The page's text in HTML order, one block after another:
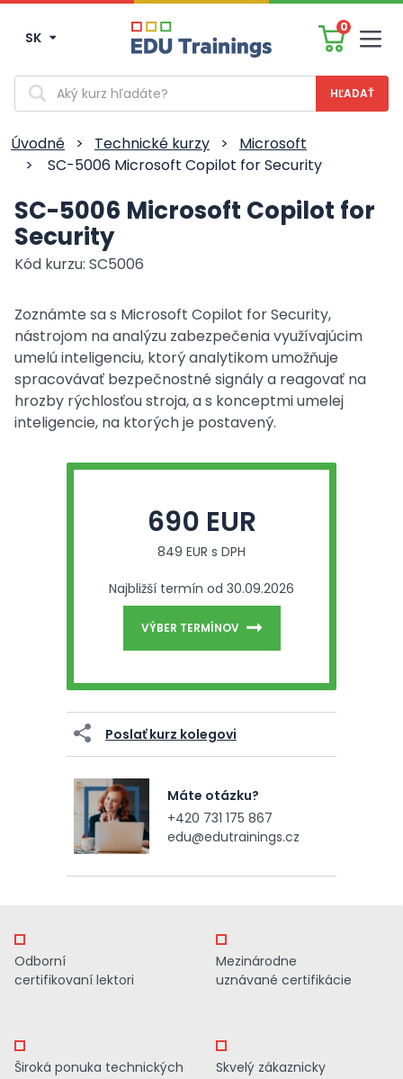
SK
0
Vyhľadávanie
Úvodné > Technické kurzy >
Microsoft
>
SC-5006 Microsoft Copilot for Security
SC-5006 Microsoft Copilot for
Security
Kód kurzu: SC5006
Zoznámte sa s Microsoft Copilot for Security,
nástrojom na analýzu zabezpečenia využívajúcim
umelú inteligenciu, ktorý analytikom umožňuje
spracovávať bezpečnostné signály a reagovať na
hrozby rýchlosťou stroja, a s konceptmi umelej
inteligencie, na ktorých je postavený.
690 EUR
849 EUR s DPH
Najbližší termín od 30.09.2026
VÝBER TERMÍNOV
Poslať kurz kolegovi
Máte otázku?
+420 731 175 867
edu@edutrainings.cz
Odborní
certifikovaní lektori
Mezinárodne
uznávané certifikácie
Široká ponuka technických
Skvelý zákaznicky